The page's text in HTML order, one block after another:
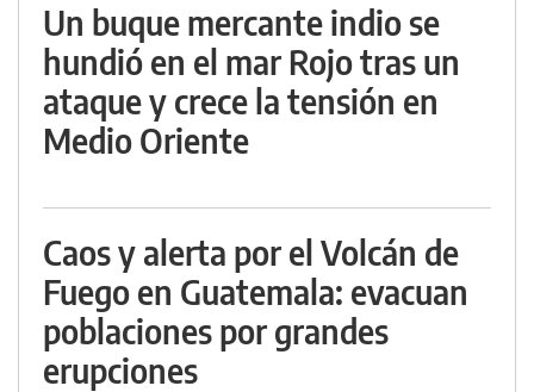
Un buque mercante indio se
hundió en el mar Rojo tras un
ataque y crece la tensión en
Medio Oriente
Caos y alerta por el Volcán de
Fuego en Guatemala: evacuan
poblaciones por grandes
erupciones